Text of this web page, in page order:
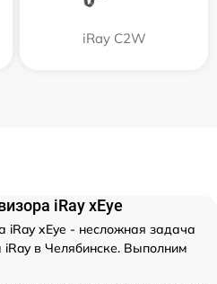
iRay C2W
iRay xEye
iRay xEye - несложная задача
в Челябинске. Выполним